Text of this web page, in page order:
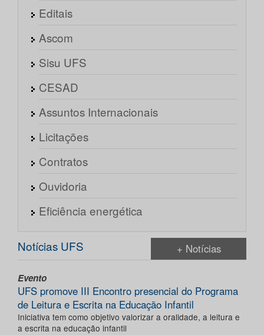
Editais
Ascom
Sisu UFS
CESAD
Assuntos Internacionais
Licitações
Contratos
Ouvidoria
Eficiência energética
Notícias UFS + Notícias
Evento
UFS promove III Encontro presencial do Programa
de Leitura e Escrita na Educação Infantil
Iniciativa tem como objetivo valorizar a oralidade, a leitura e
a escrita na educação infantil